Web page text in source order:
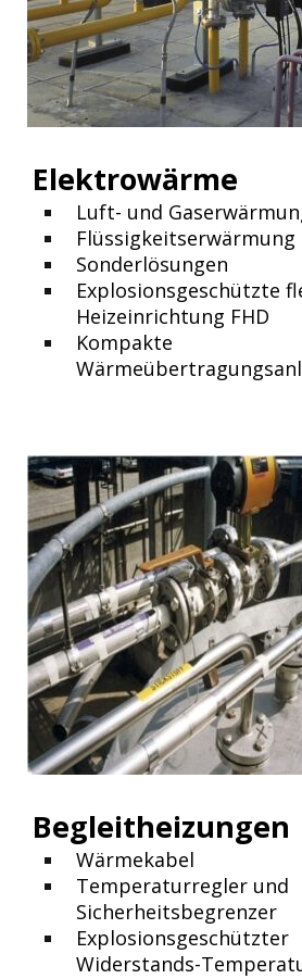
Elektrowärme
Luft- und
Flüssigkeitserwärmung
Sonderlösungen
Explosionsgeschützte
Heizeinrichtung FHD
Kompakte
Begleitheizungen
Wärmekabel
Temperaturregler und
Sicherheitsbegrenzer
Explosionsgeschützter
Widerstands-